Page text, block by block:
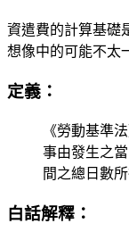
資遣費的計算基礎
想像中的可能不太
定義：
《勞動基準
事由發生之
間之總日數
白話解釋：